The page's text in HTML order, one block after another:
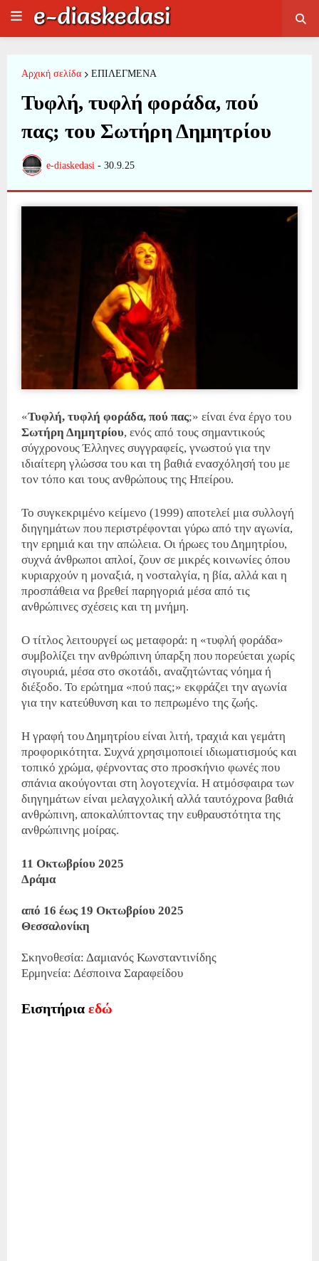
Αρχική σελίδα ΕΠΙΛΕΓΜΕΝΑ
Τυφλή, τυφλή φοράδα, πού
πας; του Σωτήρη Δημητρίου
e-diaskedasi - 30.9.25
«Τυφλή, τυφλή φοράδα, πού πας;» είναι ένα έργο του
Σωτήρη Δημητρίου, ενός από τους σημαντικούς
σύγχρονους Έλληνες συγγραφείς, γνωστού για την
ιδιαίτερη γλώσσα του και τη βαθιά ενασχόλησή του με
τον τόπο και τους ανθρώπους της Ηπείρου.
Το συγκεκριμένο κείμενο (1999) αποτελεί μια συλλογή
διηγημάτων που περιστρέφονται γύρω από την αγωνία,
την ερημιά και την απώλεια. Οι ήρωες του Δημητρίου,
συχνά άνθρωποι απλοί, ζουν σε μικρές κοινωνίες όπου
κυριαρχούν η μοναξιά, η νοσταλγία, η βία, αλλά και η
προσπάθεια να βρεθεί παρηγοριά μέσα από τις
ανθρώπινες σχέσεις και τη μνήμη.
Ο τίτλος λειτουργεί ως μεταφορά: η «τυφλή φοράδα»
συμβολίζει την ανθρώπινη ύπαρξη που πορεύεται χωρίς
σιγουριά, μέσα στο σκοτάδι, αναζητώντας νόημα ή
διέξοδο. Το ερώτημα «πού πας;» εκφράζει την αγωνία
για την κατεύθυνση και το πεπρωμένο της ζωής.
Η γραφή του Δημητρίου είναι λιτή, τραχιά και γεμάτη
προφορικότητα. Συχνά χρησιμοποιεί ιδιωματισμούς και
τοπικό χρώμα, φέρνοντας στο προσκήνιο φωνές που
σπάνια ακούγονται στη λογοτεχνία. Η ατμόσφαιρα των
διηγημάτων είναι μελαγχολική αλλά ταυτόχρονα βαθιά
ανθρώπινη, αποκαλύπτοντας την ευθραυστότητα της
ανθρώπινης μοίρας.
11 Οκτωβρίου 2025
Δράμα
από 16 έως 19 Οκτωβρίου 2025
Θεσσαλονίκη
Σκηνοθεσία: Δαμιανός Κωνσταντινίδης
Ερμηνεία: Δέσποινα Σαραφείδου
Εισητήρια εδώ